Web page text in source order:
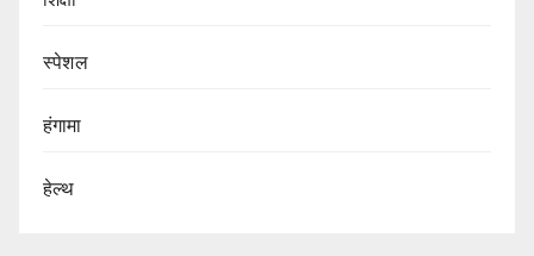
स्पेशल
हंगामा
हेल्थ